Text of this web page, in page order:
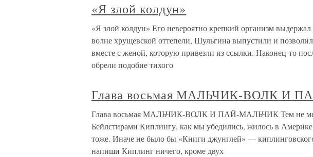
«Я злой колдун»
«Я злой колдун» Его невероятно крепкий организм
волне хрущевской оттепели, Шульгина выпустили и
вместе с женой, которую привезли из ссылки. Наконец-то
обрели подобие тихого
Глава восьмая МАЛЬЧИК-ВОЛК И
Глава восьмая МАЛЬЧИК-ВОЛК И ПАЙ-МАЛЬЧИК Тем не
Бейлстирами Киплингу, как мы убедились, жилось в
тоже. Иначе не было бы «Книги джунглей» —
напиши Киплинг ничего, кроме двух